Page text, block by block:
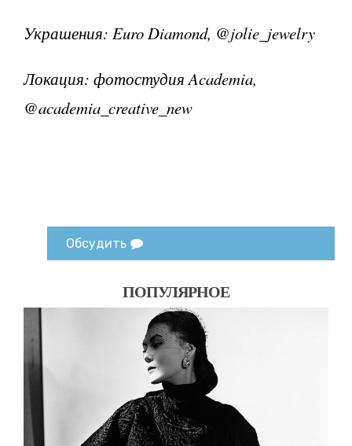
Украшения: Euro Diamond, @jolie_jewelry
Локация: фотостудия Academia,
@academia_creative_new
Обсудить
ПОПУЛЯРНОЕ